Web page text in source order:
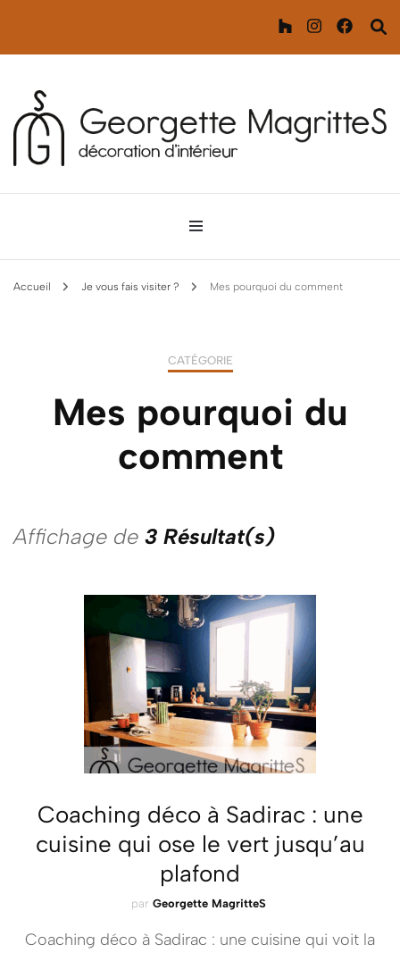
Georgette MagritteS
Décoration d'intérieur
Accueil Je vous fais visiter ? Mes pourquoi du comment
CATÉGORIE
Mes pourquoi du
comment
Affichage de 3 Résultat(s)
Coaching déco à Sadirac : une
cuisine qui ose le vert jusqu’au
plafond
par Georgette MagritteS
Coaching déco à Sadirac : une cuisine qui voit la